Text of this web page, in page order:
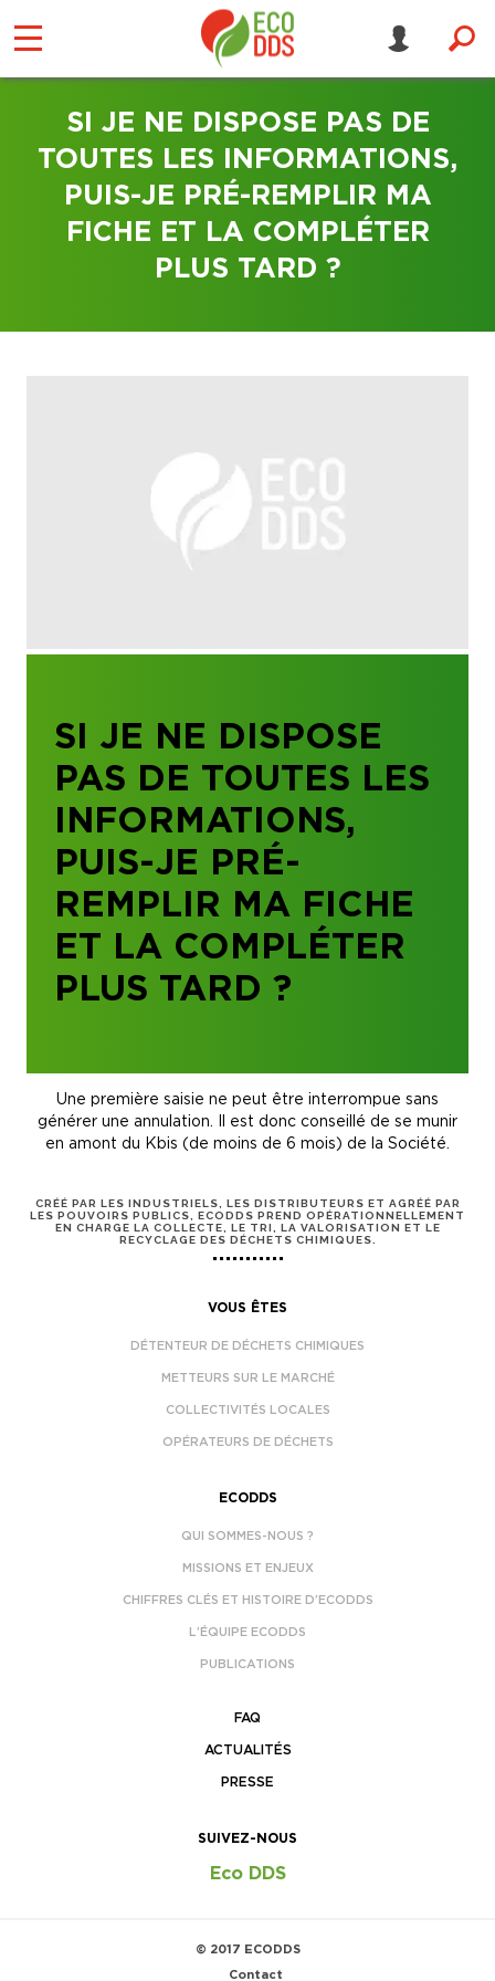
SI JE NE DISPOSE PAS DE
TOUTES LES INFORMATIONS,
PUIS-JE PRÉ-REMPLIR MA
FICHE ET LA COMPLÉTER
PLUS TARD ?
SI JE NE DISPOSE
PAS DE TOUTES LES
INFORMATIONS,
PUIS-JE PRÉ-
REMPLIR MA FICHE
ET LA COMPLÉTER
PLUS TARD ?
Une première saisie ne peut être interrompue sans
générer une annulation. Il est donc conseillé de se munir
en amont du Kbis (de moins de 6 mois) de la Société.
CRÉÉ PAR LES INDUSTRIELS, LES DISTRIBUTEURS ET AGRÉÉ PAR
LES POUVOIRS PUBLICS, ECODDS PREND OPÉRATIONNELLEMENT
EN CHARGE LA COLLECTE, LE TRI, LA VALORISATION ET LE
RECYCLAGE DES DÉCHETS CHIMIQUES.
VOUS ÊTES
DÉTENTEUR DE DÉCHETS CHIMIQUES
METTEURS SUR LE MARCHÉ
COLLECTIVITÉS LOCALES
OPÉRATEURS DE DÉCHETS
ECODDS
QUI SOMMES-NOUS ?
MISSIONS ET ENJEUX
CHIFFRES CLÉS ET HISTOIRE D’ECODDS
L’ÉQUIPE ECODDS
PUBLICATIONS
FAQ
ACTUALITÉS
PRESSE
SUIVEZ-NOUS
Eco DDS
© 2017 ECODDS
Contact